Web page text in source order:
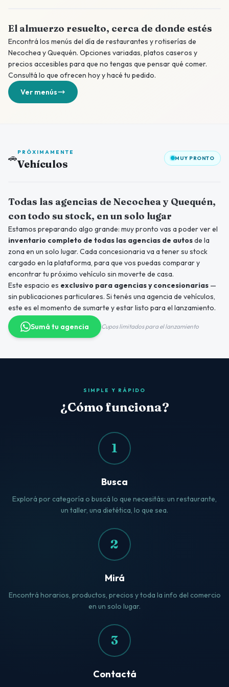
El almuerzo resuelto, cerca de donde estés
Encontrá los menús del día de restaurantes y rotiserías de
Necochea y Quequén. Opciones variadas, platos caseros y
precios accesibles para que no tengas que pensar qué comer.
Consultá lo que ofrecen hoy y hacé tu pedido.
Ver menús
🚗PRÓXIMAMENTE
Vehículos MUY PRONTO
Próximamente
Todas las agencias de Necochea y Quequén,
con todo su stock, en un solo lugar
Estamos preparando algo grande: muy pronto vas a poder ver el
inventario completo de todas las agencias de autosde la
zona en un solo lugar. Cada concesionaria va a tener su stock
cargado en la plataforma, para que vos puedas comparar y
encontrar tu próximo vehículo sin moverte de casa.
Este espacio es exclusivo para agencias y concesionarias —
sin publicaciones particulares. Si tenés una agencia de vehículos,
este es el momento de sumarte y estar listo para el lanzamiento.
Sumá tu agencia Cupos limitados para el lanzamiento
SIMPLE Y RÁPIDO
¿Cómo funciona?
1
Busca
Explorá por categoría o buscá lo que necesitás: un restaurante,
un taller, una dietética, lo que sea.
2
Mirá
Encontrá horarios, productos, precios y toda la info del comercio
en un solo lugar.
3
Contactá